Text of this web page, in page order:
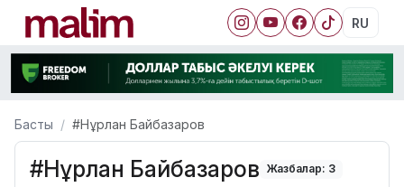
RU
Басты #Нұрлан Байбазаров
#Нұрлан Байбазаров Жазбалар: 3